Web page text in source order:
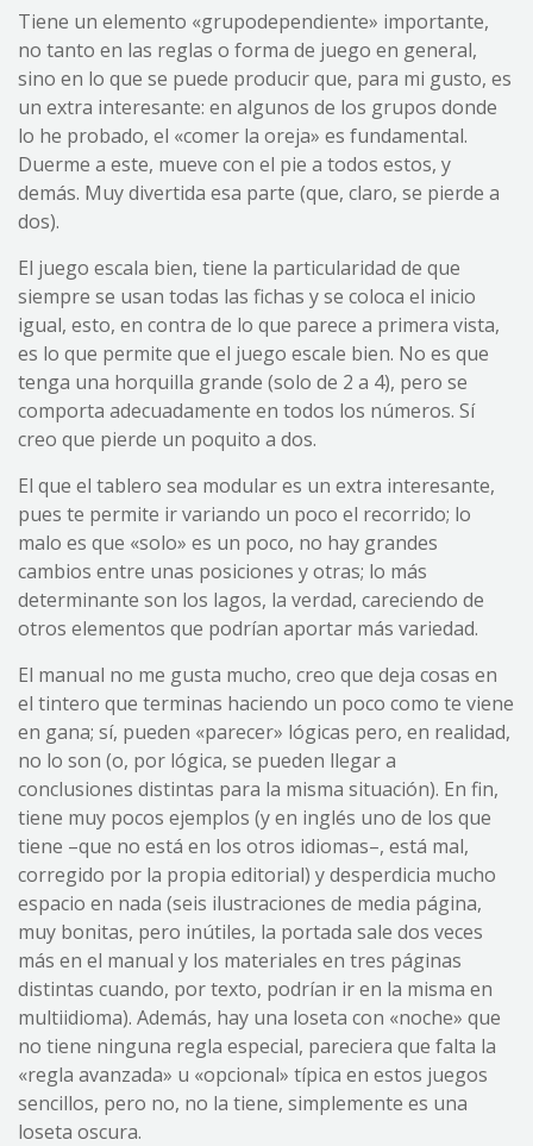
Tiene un elemento «grupodependiente» importante,
no tanto en las reglas o forma de juego en general,
sino en lo que se puede producir que, para mi gusto, es
un extra interesante: en algunos de los grupos donde
lo he probado, el «comer la oreja» es fundamental.
Duerme a este, mueve con el pie a todos estos, y
demás. Muy divertida esa parte (que, claro, se pierde a
dos).
El juego escala bien, tiene la particularidad de que
siempre se usan todas las fichas y se coloca el inicio
igual, esto, en contra de lo que parece a primera vista,
es lo que permite que el juego escale bien. No es que
tenga una horquilla grande (solo de 2 a 4), pero se
comporta adecuadamente en todos los números. Sí
creo que pierde un poquito a dos.
El que el tablero sea modular es un extra interesante,
pues te permite ir variando un poco el recorrido; lo
malo es que «solo» es un poco, no hay grandes
cambios entre unas posiciones y otras; lo más
determinante son los lagos, la verdad, careciendo de
otros elementos que podrían aportar más variedad.
El manual no me gusta mucho, creo que deja cosas en
el tintero que terminas haciendo un poco como te viene
en gana; sí, pueden «parecer» lógicas pero, en realidad,
no lo son (o, por lógica, se pueden llegar a
conclusiones distintas para la misma situación). En fin,
tiene muy pocos ejemplos (y en inglés uno de los que
tiene –que no está en los otros idiomas–, está mal,
corregido por la propia editorial) y desperdicia mucho
espacio en nada (seis ilustraciones de media página,
muy bonitas, pero inútiles, la portada sale dos veces
más en el manual y los materiales en tres páginas
distintas cuando, por texto, podrían ir en la misma en
multiidioma). Además, hay una loseta con «noche» que
no tiene ninguna regla especial, pareciera que falta la
«regla avanzada» u «opcional» típica en estos juegos
sencillos, pero no, no la tiene, simplemente es una
loseta oscura.